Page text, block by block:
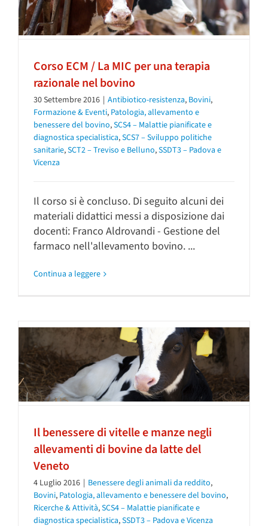
Corso ECM / La MIC per una terapia
razionale nel bovino
30 Settembre 2016 | Antibiotico-resistenza, Bovini,
Formazione & Eventi, Patologia, allevamento e
benessere del bovino,SCS4 – Malattie pianificate e
diagnostica specialistica,SCS7 – Sviluppo politiche
sanitarie,SCT2 – Treviso e Belluno,SSDT3 – Padova e
Vicenza
Il corso si è concluso. Di seguito alcuni dei
materiali didattici messi a disposizione dai
docenti: Franco Aldrovandi - Gestione del
farmaco nell'allevamento bovino. ...
Continua a leggere
Il benessere di vitelle e manze negli
allevamenti di bovine da latte del
Veneto
4 Luglio 2016 | Benessere degli animali da reddito,
Bovini, Patologia, allevamento e benessere del bovino,
Ricerche & Attività,SCS4 – Malattie pianificate e
diagnostica specialistica,SSDT3 – Padova e Vicenza